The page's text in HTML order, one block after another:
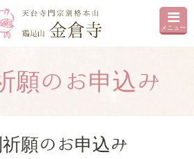
メニュー
願のお申込み
願のお申込み